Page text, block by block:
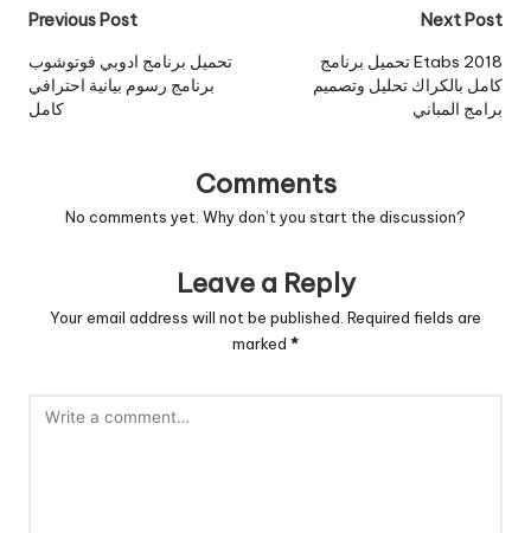
Post
navigation
Previous Post
تحميل برنامج ادوبي فوتوشوب
برنامج رسوم بيانية احترافي
كامل
Next Post
تحميل برنامج Etabs 2018
كامل بالكراك تحليل وتصميم
برامج المباني
Comments
No comments yet. Why don’t you start the discussion?
Leave a Reply
Your email address will not be published. Required fields are
marked *